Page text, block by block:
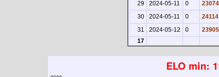
29
2024-05-11 0
23074
30
2024-05-11 0
24114
31
2024-05-12 0
23905
17